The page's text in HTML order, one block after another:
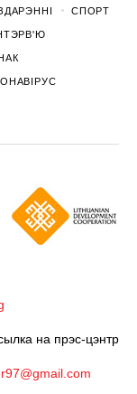
СПОРТ
на прэс-цэнтр